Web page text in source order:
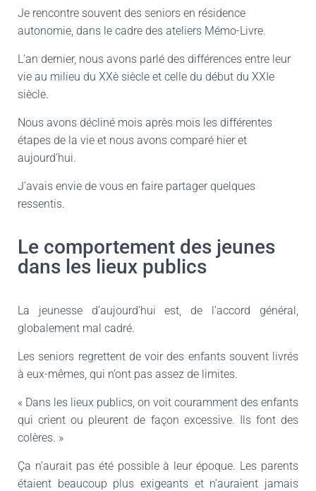
Je rencontre souvent des seniors en résidence
autonomie, dans le cadre des ateliers Mémo-Livre.
L’an dernier, nous avons parlé des différences entre leur
vie au milieu du XXè siècle et celle du début du XXIe
siècle.
Nous avons décliné mois après mois les différentes
étapes de la vie et nous avons comparé hier et
aujourd’hui.
J’avais envie de vous en faire partager quelques
ressentis.
Le comportement des jeunes
dans les lieux publics
La jeunesse d’aujourd’hui est, de l’accord général,
globalement mal cadré.
Les seniors regrettent de voir des enfants souvent livrés
à eux-mêmes, qui n’ont pas assez de limites.
« Dans les lieux publics, on voit couramment des enfants
qui crient ou pleurent de façon excessive. Ils font des
colères. »
Ça n’aurait pas été possible à leur époque. Les parents
étaient beaucoup plus exigeants et n’auraient jamais